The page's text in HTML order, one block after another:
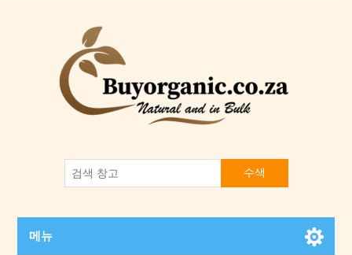
수색
메뉴